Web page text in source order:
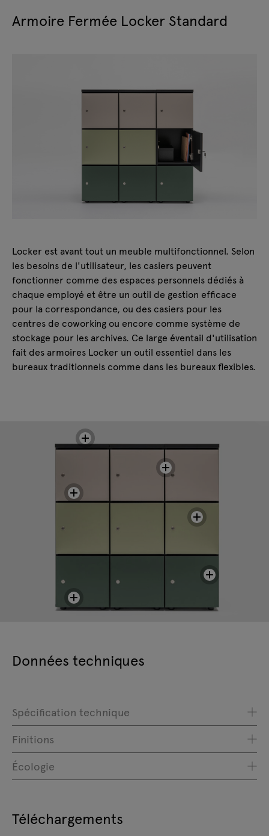
Armoire Fermée Locker Standard
Locker est avant tout un meuble multifonctionnel. Selon
les besoins de l'utilisateur, les casiers peuvent
fonctionner comme des espaces personnels dédiés à
chaque employé et être un outil de gestion efficace
pour la correspondance, ou des casiers pour les
centres de coworking ou encore comme système de
stockage pour les archives. Ce large éventail d'utilisation
fait des armoires Locker un outil essentiel dans les
bureaux traditionnels comme dans les bureaux flexibles.
Données techniques
Spécification technique
Finitions
Écologie
Téléchargements